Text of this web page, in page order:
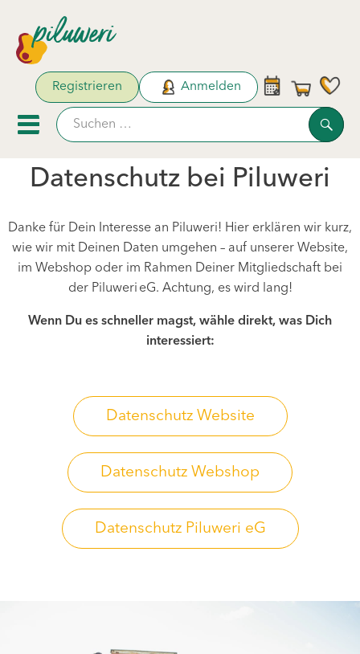
Registrieren Anmelden
Mobiles Menu öffnen oder
Aktionen & Neues
Naturdrogerie
Blumensträuße
Kühltheke
Backwaren
Genossenschaft
Datenschutz bei Piluweri
Danke für Dein Interesse an Piluweri! Hier erklären wir kurz,
wie wir mit Deinen Daten umgehen – auf unserer Website,
im Webshop oder im Rahmen Deiner Mitgliedschaft bei
der Piluweri eG. Achtung, es wird lang!
Wenn Du es schneller magst, wähle direkt, was Dich
interessiert:
Datenschutz Website
Datenschutz Webshop
Datenschutz Piluweri eG